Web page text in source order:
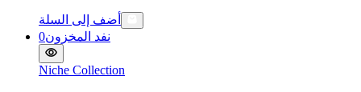
أضف إلى السلة
نفد المخزون0
Niche Collection